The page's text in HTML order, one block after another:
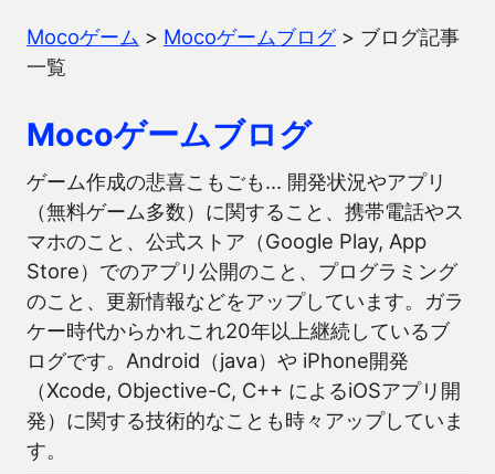
Mocoゲーム > Mocoゲームブログ> ブログ記事
一覧
Mocoゲームブログ
ゲーム作成の悲喜こもごも… 開発状況やアプリ
（無料ゲーム多数）に関すること、携帯電話やス
マホのこと、公式ストア（Google Play, App
Store）でのアプリ公開のこと、プログラミング
のこと、更新情報などをアップしています。ガラ
ケー時代からかれこれ20年以上継続しているブ
ログです。Android（java）や iPhone開発
（Xcode, Objective-C, C++ によるiOSアプリ開
発）に関する技術的なことも時々アップしていま
す。